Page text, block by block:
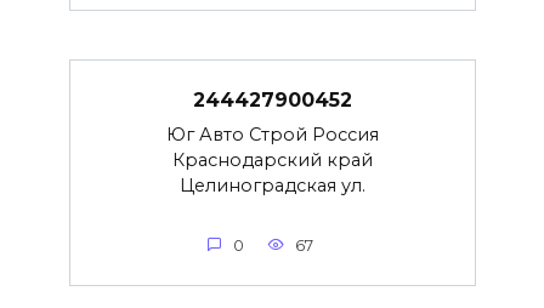
244427900452
Юг Авто Строй Россия
Краснодарский край
Целиноградская ул.
0 67